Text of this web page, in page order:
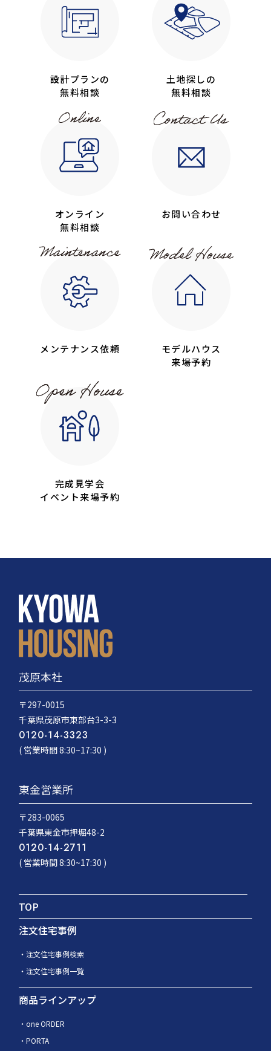
設計プランの
無料相談
土地探しの
無料相談
オンライン
無料相談
お問い合わせ
メンテナンス依頼
モデルハウス
来場予約
完成見学会
イベント来場予約
茂原本社
〒297-0015
千葉県茂原市東部台3-3-3
0120-14-3323
( 営業時間 8:30~17:30 )
東金営業所
〒283-0065
千葉県東金市押堀48-2
0120-14-2711
( 営業時間 8:30~17:30 )
TOP
注文住宅事例
注文住宅事例検索
注文住宅事例一覧
商品ラインアップ
one ORDER
PORTA